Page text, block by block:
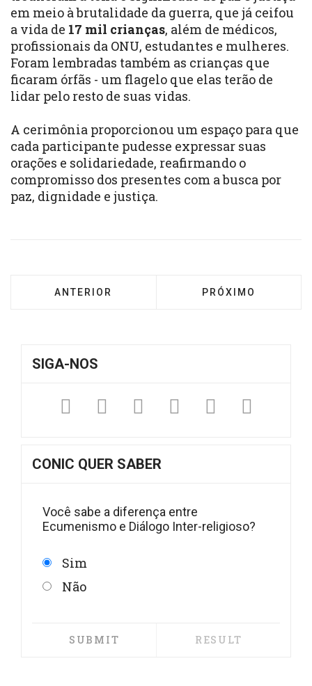
em meio à brutalidade da guerra, que já ceifou
a vida de 17 mil crianças, além de médicos,
profissionais da ONU, estudantes e mulheres.
Foram lembradas também as crianças que
ficaram órfãs - um flagelo que elas terão de
lidar pelo resto de suas vidas.
A cerimônia proporcionou um espaço para que
cada participante pudesse expressar suas
orações e solidariedade, reafirmando o
compromisso dos presentes com a busca por
paz, dignidade e justiça.
ARTIGO ANTERIOR: SECRETÁRIO-GERAL DO
ANTERIOR PRÓXIMO ARTIGO:
PRÓXIMO
SIGA-NOS
FacebookTwitterInstagram
YouTube
Fickr
CONIC QUER SABER
Você sabe a diferença entre
Ecumenismo e Diálogo Inter-religioso?
Sim
Não